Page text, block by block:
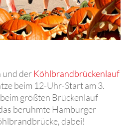
und der Köhlbrandbrückenlauf
beim 12-Uhr-Start am 3.
größten Brückenlauf
berühmte Hamburger
dabei!